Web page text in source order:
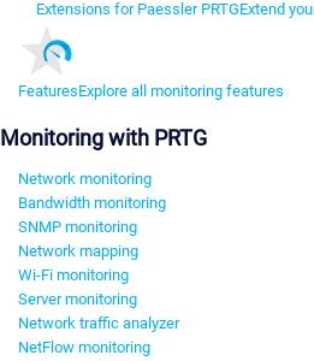
Extensions for Paessler PRTGExtend
FeaturesExplore all monitoring features
Monitoring with PRTG
Network monitoring
Bandwidth monitoring
SNMP monitoring
Network mapping
Wi-Fi monitoring
Server monitoring
Network traffic analyzer
NetFlow monitoring